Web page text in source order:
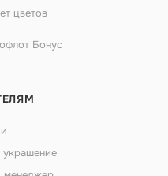
цветов
Бонус
украшение